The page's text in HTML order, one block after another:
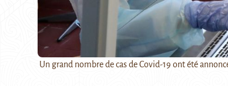
Un grand nombre de cas de Covid-19 ont été